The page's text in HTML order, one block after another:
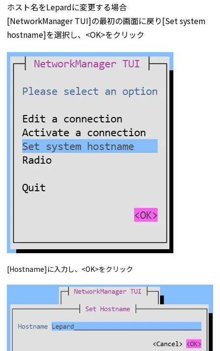
ホスト名をLepardに変更する場合
[NetworkManager TUI]の最初の画面に戻り[Set system
hostname]を選択し、<OK>をクリック
[Hostname]に入力し、<OK>をクリック